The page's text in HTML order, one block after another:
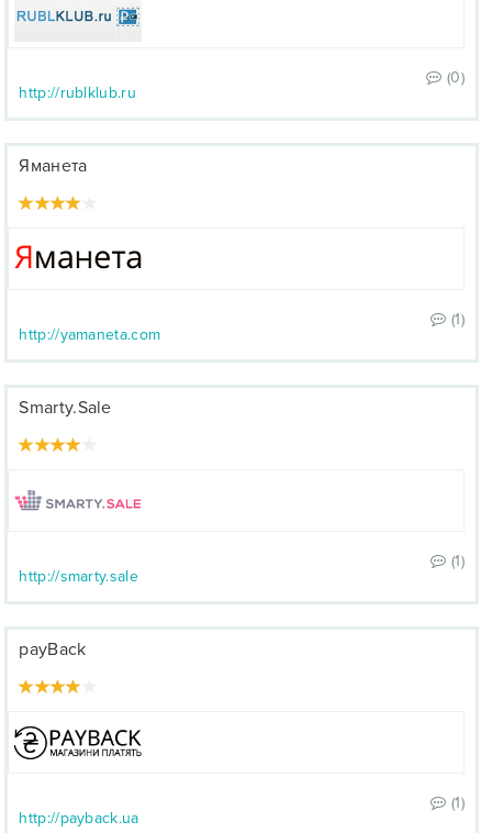
(0)
http://rublklub.ru
Яманета
(1)
http://yamaneta.com
Smarty.Sale
(1)
http://smarty.sale
payBack
(1)
http://payback.ua